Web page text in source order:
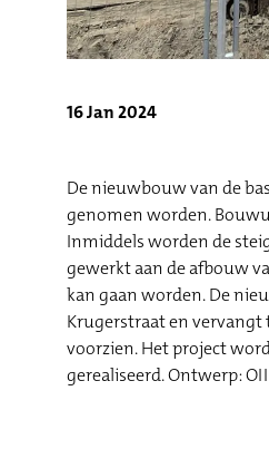
16 Jan 2024
De nieuwbouw van de
genomen worden.
Inmiddels worden de
gewerkt aan de afbouw
kan gaan worden. De
Krugerstraat en vervangt
voorzien. Het project
gerealiseerd. Ontwerp: